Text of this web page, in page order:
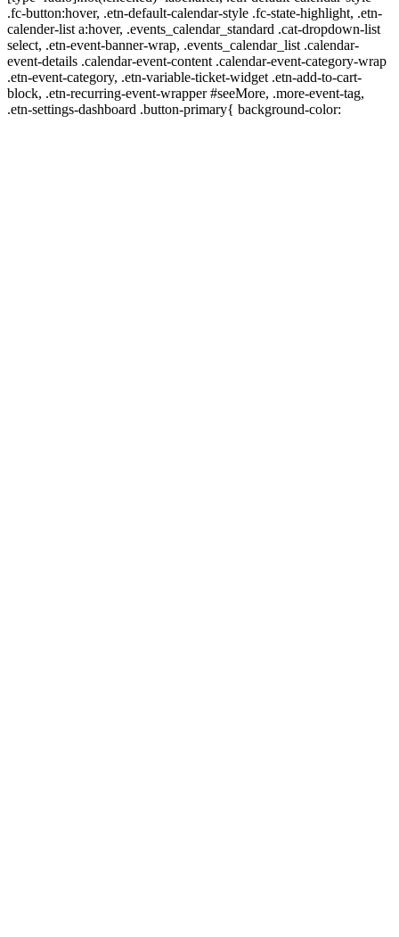
.fc-button:hover, .etn-default-calendar-style .fc-state-highlight, .etn-
calender-list a:hover, .events_calendar_standard .cat-dropdown-list
select, .etn-event-banner-wrap, .events_calendar_list .calendar-
event-details .calendar-event-content .calendar-event-category-wrap
.etn-event-category, .etn-variable-ticket-widget .etn-add-to-cart-
block, .etn-recurring-event-wrapper #seeMore, .more-event-tag,
.etn-settings-dashboard .button-primary{ background-color: